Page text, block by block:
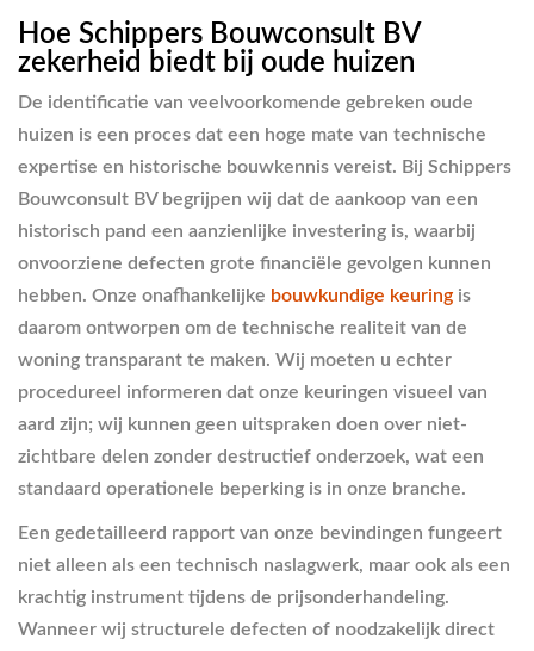
Hoe Schippers Bouwconsult BV
zekerheid biedt bij oude huizen
De identificatie van veelvoorkomende gebreken oude
huizen is een proces dat een hoge mate van technische
expertise en historische bouwkennis vereist. Bij Schippers
Bouwconsult BV begrijpen wij dat de aankoop van een
historisch pand een aanzienlijke investering is, waarbij
onvoorziene defecten grote financiële gevolgen kunnen
hebben. Onze onafhankelijke bouwkundige keuring is
daarom ontworpen om de technische realiteit van de
woning transparant te maken. Wij moeten u echter
procedureel informeren dat onze keuringen visueel van
aard zijn; wij kunnen geen uitspraken doen over niet-
zichtbare delen zonder destructief onderzoek, wat een
standaard operationele beperking is in onze branche.
Een gedetailleerd rapport van onze bevindingen fungeert
niet alleen als een technisch naslagwerk, maar ook als een
krachtig instrument tijdens de prijsonderhandeling.
Wanneer wij structurele defecten of noodzakelijk direct